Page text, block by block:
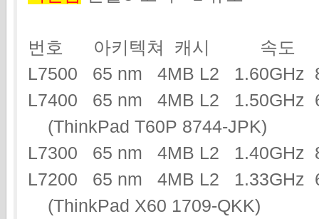
번호 아키텍쳐 캐시 속도
L7500 65 nm 4MB L2
L7400 65 nm 4MB L2
(ThinkPad T60P 8744-JPK)
L7300 65 nm 4MB L2
L7200 65 nm 4MB L2 1.33GHz
(ThinkPad X60 1709-QKK)